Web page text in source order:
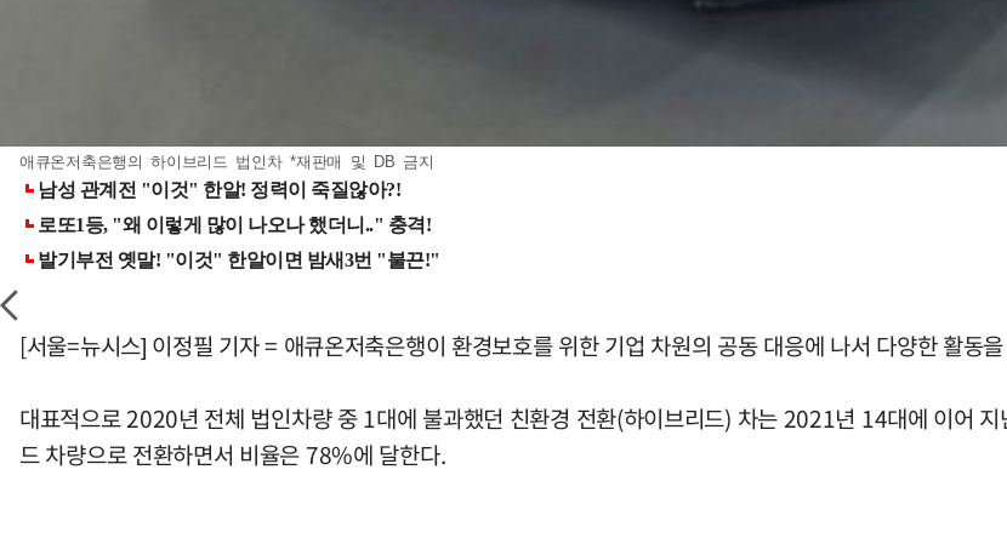
애큐온저축은행의 하이브리드 법인차 *재판매 및 DB 금지
[서울=뉴시스] 이정필 기자 = 애큐온저축은행이 환경보호를 위한 기업 차원의 공동 대응에 나서 다양한 활동
대표적으로 2020년 전체 법인차량 중 1대에 불과했던 친환경 전환(하이브리드) 차는 2021년 14대에 이어
드 차량으로 전환하면서 비율은 78%에 달한다.